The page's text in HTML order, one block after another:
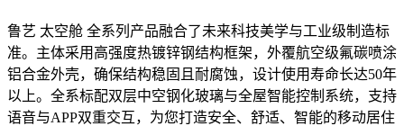
鲁艺 太空舱 全系列产品融合了未来科技美学与工业级制造标
准。主体采用 高强度热镀锌钢结构框架，外覆航空级氟碳喷涂
铝合金外壳，确保结构稳固且耐腐蚀，设计使用寿命长达50年
以上。全系标配双层中空钢化玻璃与全屋智能控制系统，支持
语音与APP双重交互，为您打造安全、舒适、智能的移动居住